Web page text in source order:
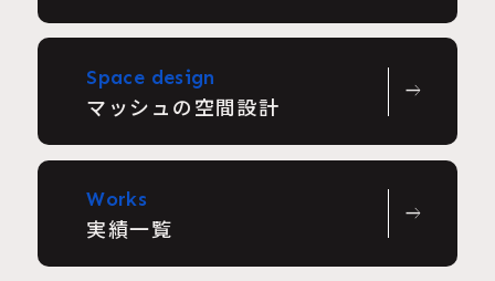
Space design
マッシュの空間設計
east
Works
実績一覧
east